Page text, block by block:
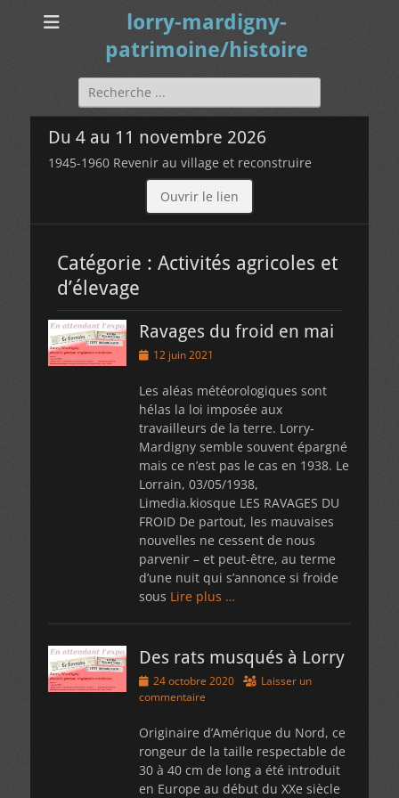
lorry-mardigny-
patrimoine/histoire
Rechercher :
Du 4 au 11 novembre 2026
1945-1960 Revenir au village et reconstruire
Ouvrir le lien
Catégorie : Activités agricoles et
d’élevage
Ravages du froid en mai
Posted12 juin 2021
Les aléas météorologiques sont
hélas la loi imposée aux
travailleurs de la terre. Lorry-
Mardigny semble souvent épargné
mais ce n’est pas le cas en 1938. Le
Lorrain, 03/05/1938,
Limedia.kiosque LES RAVAGES DU
FROID De partout, les mauvaises
nouvelles ne cessent de nous
parvenir – et peut-être, au terme
d’une nuit qui s’annonce si froide
sous Lire plus …
Des rats musqués à Lorry
Posted
on
24 octobre 2020
Laisser un
commentaire
Originaire d’Amérique du Nord, ce
rongeur de la taille respectable de
30 à 40 cm de long a été introduit
en Europe au début du XXe siècle